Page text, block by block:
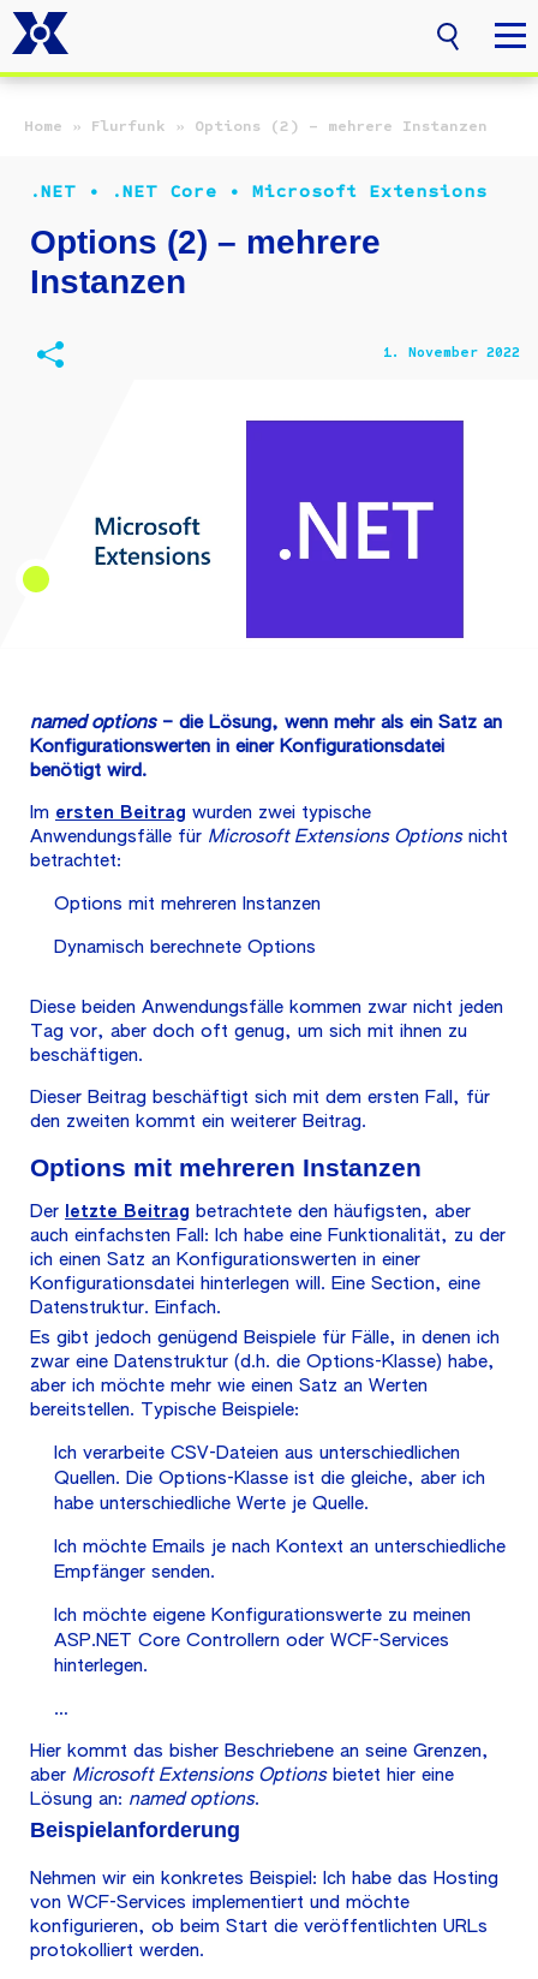
Home » Flurfunk » Options (2) – mehrere Instanzen
Options (2) – mehrere
Instanzen
.NET • .NET Core • Microsoft Extensions
1. November 2022
named options– die Lösung, wenn mehr als ein Satz an
Konfigurationswerten in einer Konfigurationsdatei
benötigt wird.
Im ersten Beitrag wurden zwei typische
Anwendungsfälle für Microsoft Extensions Optionsnicht
betrachtet:
Options mit mehreren Instanzen
Dynamisch berechnete Options
Diese beiden Anwendungsfälle kommen zwar nicht jeden
Tag vor, aber doch oft genug, um sich mit ihnen zu
beschäftigen.
Dieser Beitrag beschäftigt sich mit dem ersten Fall, für
den zweiten kommt ein weiterer Beitrag.
Options mit mehreren Instanzen
Der letzte Beitrag betrachtete den häufigsten, aber
auch einfachsten Fall: Ich habe eine Funktionalität, zu der
ich einen Satz an Konfigurationswerten in einer
Konfigurationsdatei hinterlegen will. Eine Section, eine
Datenstruktur. Einfach.
Es gibt jedoch genügend Beispiele für Fälle, in denen ich
zwar eine Datenstruktur (d.h. die Options-Klasse) habe,
aber ich möchte mehr wie einen Satz an Werten
bereitstellen. Typische Beispiele:
Ich verarbeite CSV-Dateien aus unterschiedlichen
Quellen. Die Options-Klasse ist die gleiche, aber ich
habe unterschiedliche Werte je Quelle.
Ich möchte Emails je nach Kontext an unterschiedliche
Empfänger senden.
Ich möchte eigene Konfigurationswerte zu meinen
ASP.NET Core Controllern oder WCF-Services
hinterlegen.
…
Hier kommt das bisher Beschriebene an seine Grenzen,
aber Microsoft Extensions Optionsbietet hier eine
Lösung an: named options.
Beispielanforderung
Nehmen wir ein konkretes Beispiel: Ich habe das Hosting
von WCF-Services implementiert und möchte
konfigurieren, ob beim Start die veröffentlichten URLs
protokolliert werden.